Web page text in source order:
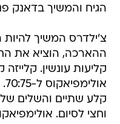
הגיח והמשיך בדאנק פנימה. 67:67.
צ'ילדרס המשיך
ההארכה, הוציא את
קליעות עונשין.
וחצי לסיום.